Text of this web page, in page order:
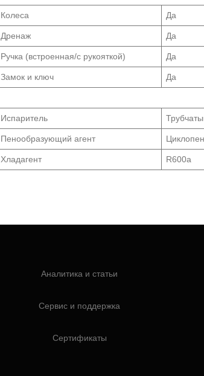
Колеса Да
Дренаж Да
Ручка (встроенная/с рукояткой) Да
Замок и ключ Да
Испаритель
Пенообразующий агент
Хладагент R600a
Аналитика и статьи
Сервис и поддержка
Сертификаты